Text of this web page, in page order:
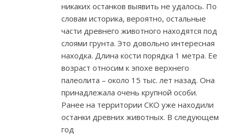
никаких останков выявить не удалось. По
словам историка, вероятно, остальные
части древнего животного находятся под
слоями грунта. Это довольно интересная
находка. Длина кости порядка 1 метра. Ее
возраст относим к эпохе верхнего
палеолита – около 15 тыс. лет назад. Она
принадлежала очень крупной особи.
Ранее на территории СКО уже находили
останки древних животных. В следующем
год